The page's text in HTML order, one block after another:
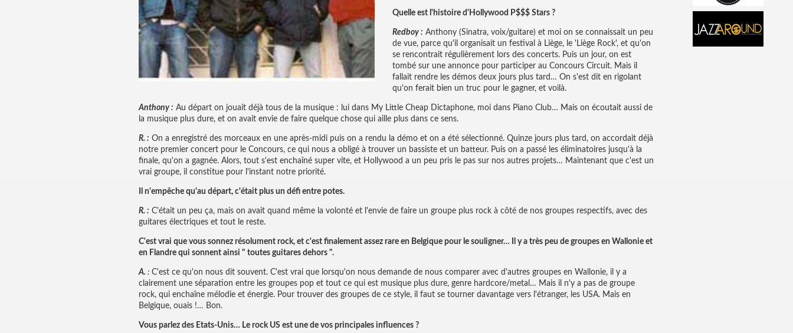
Quelle est l'histoire d'Hollywood P$$$ Stars ?
Redboy : Anthony (Sinatra, voix/guitare) et moi on se connaissait un peu
de vue, parce qu'il organisait un festival à Liège, le 'Liège Rock', et qu'on
se rencontrait régulièrement lors des concerts. Puis un jour, on est
tombé sur une annonce pour participer au Concours Circuit. Mais il
fallait rendre les démos deux jours plus tard… On s'est dit en rigolant
qu'on ferait bien un truc pour le gagner, et voilà.
Anthony : Au départ on jouait déjà tous de la musique : lui dans My Little Cheap Dictaphone, moi dans Piano Club… Mais on écoutait aussi de
la musique plus dure, et on avait envie de faire quelque chose qui aille plus dans ce sens.
R. : On a enregistré des morceaux en une après-midi puis on a rendu la démo et on a été sélectionné. Quinze jours plus tard, on accordait déjà
notre premier concert pour le Concours, ce qui nous a obligé à trouver un bassiste et un batteur. Puis on a passé les éliminatoires jusqu'à la
finale, qu'on a gagnée. Alors, tout s'est enchaîné super vite, et Hollywood a un peu pris le pas sur nos autres projets… Maintenant que c'est un
vrai groupe, il constitue pour l'instant notre priorité.
Il n'empêche qu'au départ, c'était plus un défi entre potes.
R. : C'était un peu ça, mais on avait quand même la volonté et l'envie de faire un groupe plus rock à côté de nos groupes respectifs, avec des
guitares électriques et tout le reste.
C'est vrai que vous sonnez résolument rock, et c'est finalement assez rare en Belgique pour le souligner… Il y a très peu de groupes en Wallonie et
en Flandre qui sonnent ainsi " toutes guitares dehors ".
A. : C'est ce qu'on nous dit souvent. C'est vrai que lorsqu'on nous demande de nous comparer avec d'autres groupes en Wallonie, il y a
clairement une séparation entre les groupes pop et tout ce qui est musique plus dure, genre hardcore/metal… Mais il n'y a pas de groupe
rock, qui enchaîne mélodie et énergie. Pour trouver des groupes de ce style, il faut se tourner davantage vers l'étranger, les USA. Mais en
Belgique, ouais !… Bon.
Vous parlez des Etats-Unis… Le rock US est une de vos principales influences ?